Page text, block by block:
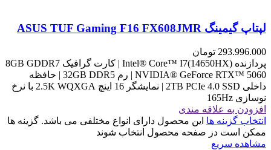
لپتاپ گیمینگ ASUS TUF Gaming F16 FX608JMR
293.996.000 تومان
پردازنده Intel® Core™ I7(14650HX) | کارت گرافیک 8GB GDDR7
NVIDIA® GeForce RTX™ 5060 | رم 32GB DDR5 | حافظه
داخلی 2TB PCIe 4.0 SSD | نمایشگر 16 اینچ 2.5K WQXGA با نرخ
نوسازی 165Hz
افزودن به علاقه مندی
انتخاب گزینه ها این محصول دارای انواع مختلفی می باشد. گزینه ها
ممکن است در صفحه محصول انتخاب شوند
مشاهده سریع